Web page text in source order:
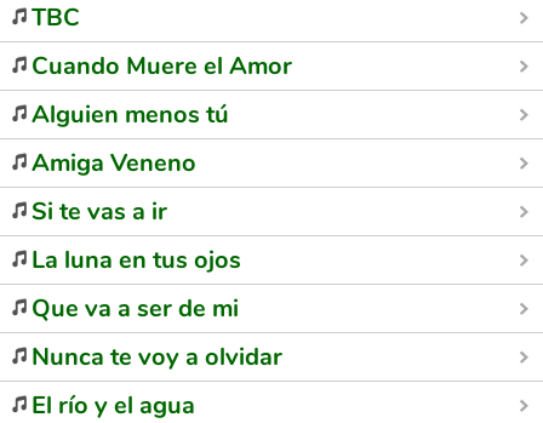
TBC
Cuando Muere el Amor
Alguien menos tú
Amiga Veneno
Si te vas a ir
La luna en tus ojos
Que va a ser de mi
Nunca te voy a olvidar
El río y el agua